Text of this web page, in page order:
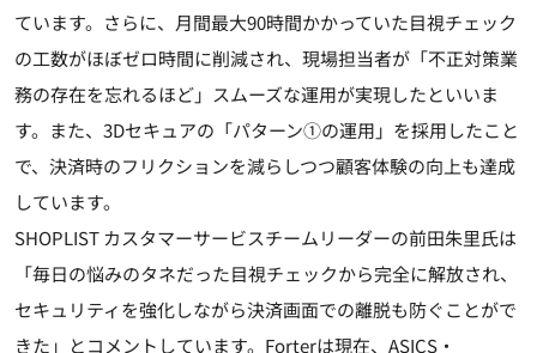
ています。さらに、月間最大90時間かかっていた目視チェック
の工数がほぼゼロ時間に削減され、現場担当者が「不正対策業
務の存在を忘れるほど」スムーズな運用が実現したといいま
す。また、3Dセキュアの「パターン①の運用」を採用したこと
で、決済時のフリクションを減らしつつ顧客体験の向上も達成
しています。
SHOPLIST カスタマーサービスチームリーダーの前田朱里氏は
「毎日の悩みのタネだった目視チェックから完全に解放され、
セキュリティを強化しながら決済画面での離脱も防ぐことがで
きた」とコメントしています。Forterは現在、ASICS・